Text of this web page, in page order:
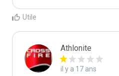
Utile
Athlonite
il y a 17 ans